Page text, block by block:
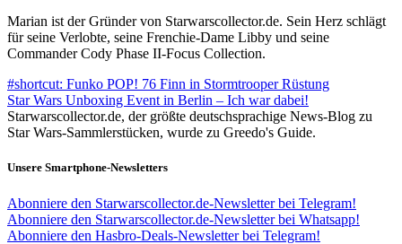
Marian ist der Gründer von Starwarscollector.de. Sein Herz schlägt
für seine Verlobte, seine Frenchie-Dame Libby und seine
Commander Cody Phase II-Focus Collection.
#shortcut: Funko POP! 76 Finn in Stormtrooper Rüstung
Star Wars Unboxing Event in Berlin – Ich war dabei!
Starwarscollector.de, der größte deutschsprachige News-Blog zu
Star Wars-Sammlerstücken, wurde zu Greedo's Guide.
Unsere Smartphone-Newsletters
Abonniere den Starwarscollector.de-Newsletter bei Telegram!
Abonniere den Starwarscollector.de-Newsletter bei Whatsapp!
Abonniere den Hasbro-Deals-Newsletter bei Telegram!